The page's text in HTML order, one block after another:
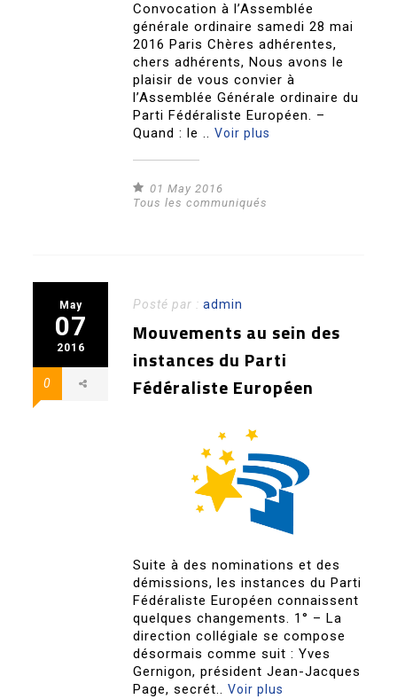
Convocation à l’Assemblée
générale ordinaire samedi 28 mai
2016 Paris Chères adhérentes,
chers adhérents, Nous avons le
plaisir de vous convier à
l’Assemblée Générale ordinaire du
Parti Fédéraliste Européen. –
Quand : le ..Voir plus
01 May 2016
Tous les communiqués
May
07
2016
0
Posté par :admin
Mouvements au sein des
instances du Parti
Fédéraliste Européen
Suite à des nominations et des
démissions, les instances du Parti
Fédéraliste Européen connaissent
quelques changements. 1° – La
direction collégiale se compose
désormais comme suit : Yves
Gernigon, président Jean-Jacques
Page, secrét..Voir plus